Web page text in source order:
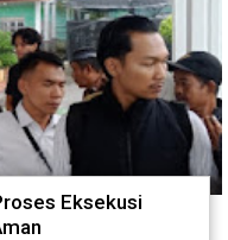
Eksekusi